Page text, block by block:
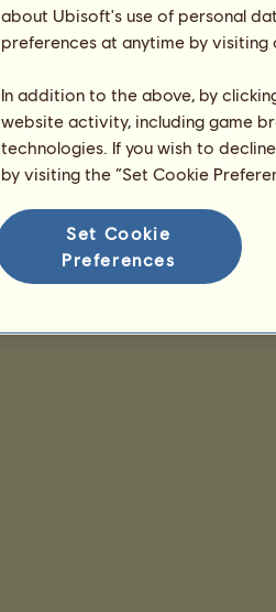
about Ubisoft's use of personal
preferences at anytime by
In addition to the above, by
website activity, including game
technologies. If you wish to
by visiting the “Set Cookie
Set Cookie
Preferences